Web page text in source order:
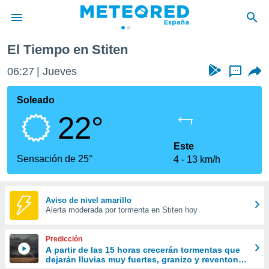
de
por
que se
calidad.
a este
las
y
forma
digital
basada
El Tiempo en Stiten
06:27 Jueves ...
Soleado
22°
Sensación de 25°
Este
4
13 km/h
Aviso de nivel amarillo
Alerta moderada por tormenta en Stiten hoy
Predicción
A partir de las 15 horas crecerán tormentas que
dejarán lluvias muy fuertes, granizo y reventones